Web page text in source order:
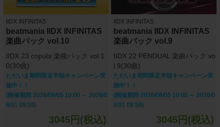
IIDX INFINITAS
beatmania IIDX INFINITAS
楽曲パック vol.10
IIDX 23 copula 楽曲パック vol.1
0(30曲)
ただいま期間限定半額キャンペーン実
施中！！
(開催期間 2026/08/05 10:00 ～ 2026/0
8/31 09:59)
3045円(税込)
IIDX INFINITAS
beatmania IIDX INFINITAS
楽曲パック vol.9
IIDX 22 PENDUAL 楽曲パック vo
l.9(30曲)
ただいま期間限定半額キャンペーン実
施中！！
(開催期間 2026/08/05 10:00 ～ 2026/0
8/31 09:59)
3045円(税込)